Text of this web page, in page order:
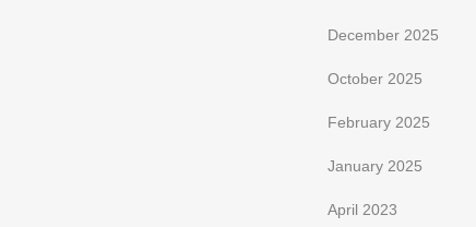
December 2025
October 2025
February 2025
January 2025
April 2023